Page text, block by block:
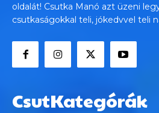
oldalát! Csutka Manó azt üzeni
csutkaságokkal teli, jókedvvel teli
CsutKategórák